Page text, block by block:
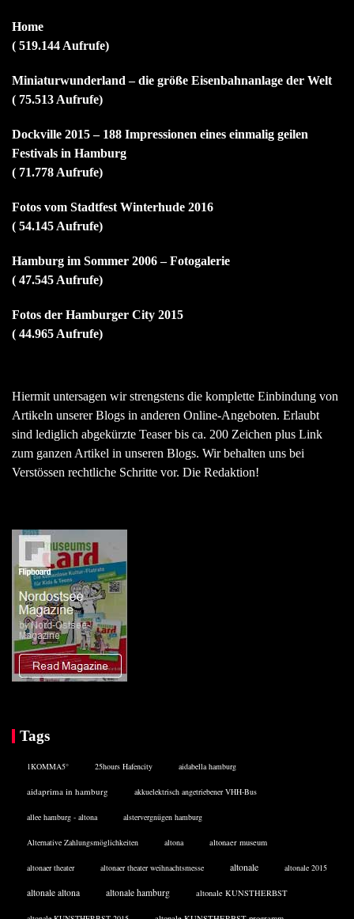
Home
( 519.144 Aufrufe)
Miniaturwunderland – die größe Eisenbahnanlage der Welt
( 75.513 Aufrufe)
Dockville 2015 – 188 Impressionen eines einmalig geilen
Festivals in Hamburg
( 71.778 Aufrufe)
Fotos vom Stadtfest Winterhude 2016
( 54.145 Aufrufe)
Hamburg im Sommer 2006 – Fotogalerie
( 47.545 Aufrufe)
Fotos der Hamburger City 2015
( 44.965 Aufrufe)
Hiermit untersagen wir strengstens die komplette Einbindung von
Artikeln unserer Blogs in anderen Online-Angeboten. Erlaubt
sind lediglich abgekürzte Teaser bis ca. 200 Zeichen plus Link
zum ganzen Artikel in unseren Blogs. Wir behalten uns bei
Verstössen rechtliche Schritte vor. Die Redaktion!
Tags
1KOMMA5° 25hours Hafencity aidabella hamburg
aidaprima in hamburg akkuelektrisch angetriebener VHH-Bus
allee hamburg - altona alstervergnügen hamburg
Alternative Zahlungsmöglichkeiten altona altonaer museum
altonaer theater altonaer theater weihnachtsmesse altonale altonale 2015
altonale altona altonale hamburg altonale KUNSTHERBST